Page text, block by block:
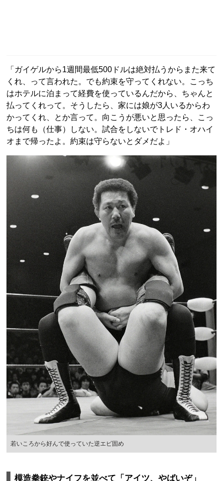
「ガイゲルから1週間最低500ドルは絶対払うからまた来て
くれ、って言われた。でも約束を守ってくれない。こっち
はホテルに泊まって経費を使っているんだから、ちゃんと
払ってくれって。そうしたら、家には娘が3人いるからわ
かってくれ、とか言って。向こうが悪いと思ったら、こっ
ちは何も（仕事）しない。試合をしないでトレド・オハイ
オまで帰ったよ。約束は守らないとダメだよ」
若いころから好んで使っていた逆エビ固め
模造拳銃やナイフを並べて「アイツ、やばいぞ」